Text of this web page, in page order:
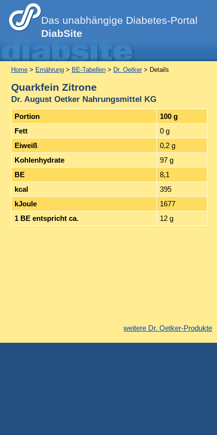
Das unabhängige Diabetes-Portal
DiabSite
Home> Ernährung> BE-Tabellen> Dr. Oetker> Details
Quarkfein Zitrone
Dr. August Oetker Nahrungsmittel KG
Portion
100 g
Fett
0 g
Eiweiß
0,2 g
Kohlenhydrate
97 g
BE
8,1
kcal
395
kJoule
1677
1 BE entspricht ca.
12 g
weitere Dr. Oetker-Produkte